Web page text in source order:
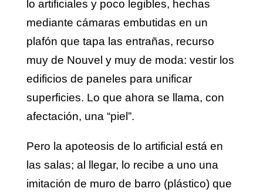
lo artificiales y poco legibles, hechas
mediante cámaras embutidas en un
plafón que tapa las entrañas, recurso
muy de Nouvel y muy de moda: vestir los
edificios de paneles para unificar
superficies. Lo que ahora se llama, con
afectación, una “piel”.
Pero la apoteosis de lo artificial está en
las salas; al llegar, lo recibe a uno una
imitación de muro de barro (plástico) que